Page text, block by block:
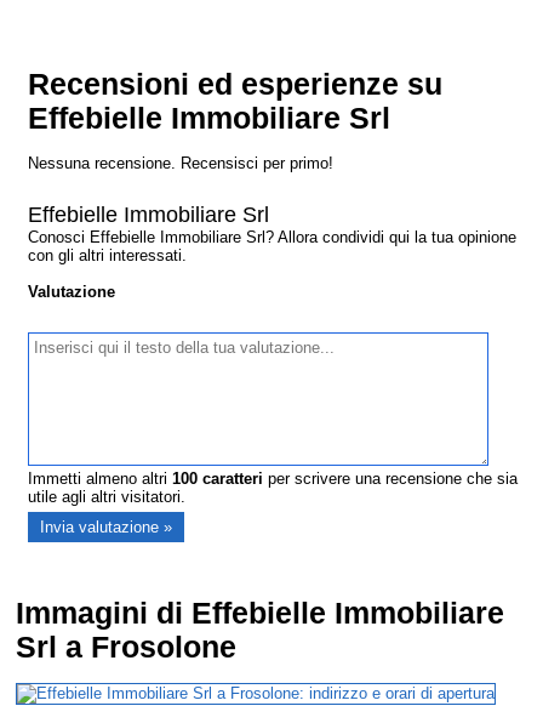
Recensioni ed esperienze su
Effebielle Immobiliare Srl
Nessuna recensione. Recensisci per primo!
Effebielle Immobiliare Srl
Conosci Effebielle Immobiliare Srl? Allora condividi qui la tua opinione
con gli altri interessati.
Valutazione
Immetti almeno altri100 caratteri per scrivere una recensione che sia
utile agli altri visitatori.
Immagini di Effebielle Immobiliare
Srl a Frosolone